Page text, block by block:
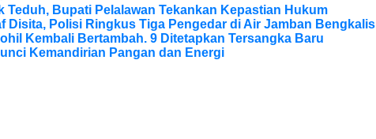
Teduh, Bupati Pelalawan Tekankan Kepastian Hukum
Disita, Polisi Ringkus Tiga Pengedar di Air Jamban Bengkalis
Kembali Bertambah. 9 Ditetapkan Tersangka Baru
Kemandirian Pangan dan Energi